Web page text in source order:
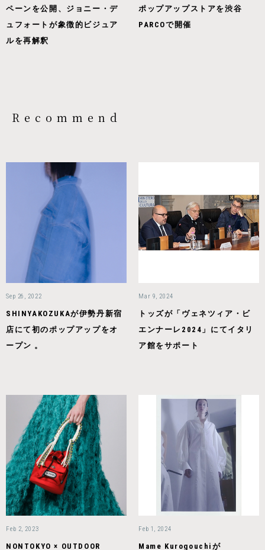
ペーンを公開、ジョニー・デ
ュフォートが象徴的ビジュア
ルを再解釈
ポップアップストアを渋谷
PARCOで開催
Recommend
Sep 26, 2022
SHINYAKOZUKAが伊勢丹新宿
店にて初のポップアップをオ
ープン 。
Mar 9, 2024
トッズが「ヴェネツィア・ビ
エンナーレ2024」にてイタリ
ア館をサポート
Feb 2, 2023
NONTOKYO × OUTDOOR
Feb 1, 2024
Mame Kurogouchiが